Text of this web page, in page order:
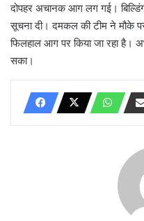
दोपहर अचानक आग लग गई।
सूचना दी। दमकल की टीम ने मौके
फिलहाल आग पर किया जा रहा है।
सका।